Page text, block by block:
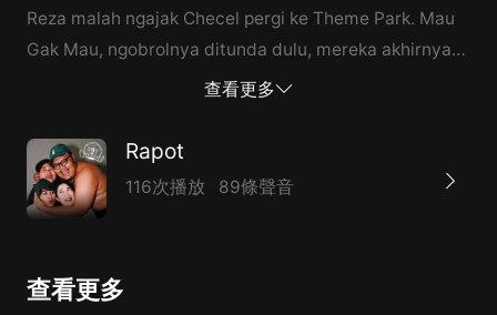
Reza malah ngajak Checel pergi ke Theme Park. Mau
Gak Mau, ngobrolnya ditunda dulu, mereka akhirnya
malah seru-seruan di Theme Park! Written for podcast
message: https://anchor.fm/bagirapot/message
查看更多
Rapot
116次播放 89條聲音
查看更多